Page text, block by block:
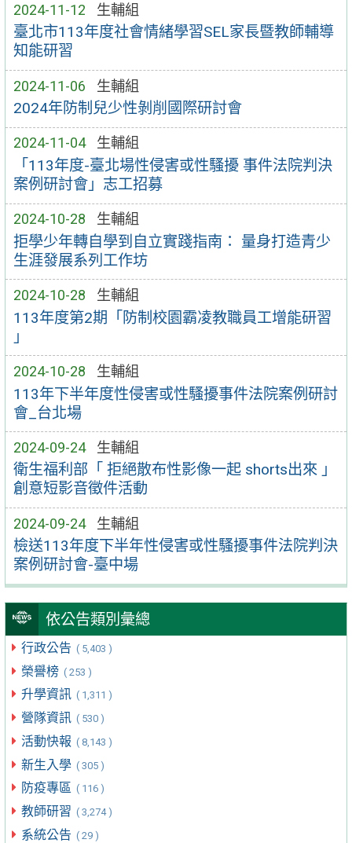
2024-11-12 生輔組
臺北市113年度社會情緒學習SEL家長暨教師輔導
知能研習
2024-11-06 生輔組
2024年防制兒少性剝削國際研討會
2024-11-04 生輔組
「113年度-臺北場性侵害或性騷擾 事件法院判決
案例研討會」志工招募
2024-10-28 生輔組
拒學少年轉自學到自立實踐指南： 量身打造青少
生涯發展系列工作坊
2024-10-28 生輔組
113年度第2期「防制校園霸凌教職員工增能研習
」
2024-10-28 生輔組
113年下半年度性侵害或性騷擾事件法院案例研討
會_台北場
2024-09-24 生輔組
衛生福利部「 拒絕散布性影像一起 shorts出來 」
創意短影音徵件活動
2024-09-24 生輔組
檢送113年度下半年性侵害或性騷擾事件法院判決
案例研討會-臺中場
依公告類別彙總
行政公告 ( 5,403 )
榮譽榜 ( 253 )
升學資訊 ( 1,311 )
營隊資訊 ( 530 )
活動快報 ( 8,143 )
新生入學 ( 305 )
防疫專區 ( 116 )
教師研習 ( 3,274 )
系統公告 ( 29 )